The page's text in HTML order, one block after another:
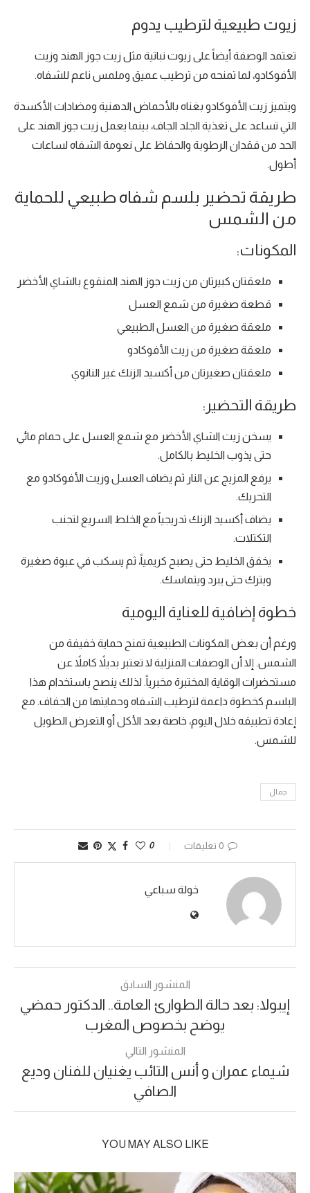
زيوت طبيعية لترطيب يدوم
تعتمد الوصفة أيضاً على زيوت نباتية مثل زيت جوز الهند وزيت
الأفوكادو، لما تمنحه من ترطيب عميق وملمس ناعم للشفاه.
ويتميز زيت الأفوكادو بغناه بالأحماض الدهنية ومضادات الأكسدة
التي تساعد على تغذية الجلد الجاف، بينما يعمل زيت جوز الهند على
الحد من فقدان الرطوبة والحفاظ على نعومة الشفاه لساعات
أطول.
طريقة تحضير بلسم شفاه طبيعي للحماية
من الشمس
المكونات:
ملعقتان كبيرتان من زيت جوز الهند المنقوع بالشاي الأخضر
قطعة صغيرة من شمع العسل
ملعقة صغيرة من العسل الطبيعي
ملعقة صغيرة من زيت الأفوكادو
ملعقتان صغيرتان من أكسيد الزنك غير النانوي
طريقة التحضير:
يسخن زيت الشاي الأخضر مع شمع العسل على حمام مائي
حتى يذوب الخليط بالكامل.
يرفع المزيج عن النار ثم يضاف العسل وزيت الأفوكادو مع
التحريك.
يضاف أكسيد الزنك تدريجياً مع الخلط السريع لتجنب
التكتلات.
يخفق الخليط حتى يصبح كريمياً، ثم يسكب في عبوة صغيرة
ويترك حتى يبرد ويتماسك.
خطوة إضافية للعناية اليومية
ورغم أن بعض المكونات الطبيعية تمنح حماية خفيفة من
الشمس. إلا أن الوصفات المنزلية لا تعتبر بديلاً كاملاً عن
مستحضرات الوقاية المختبرة مخبرياً. لذلك ينصح باستخدام هذا
البلسم كخطوة داعمة لترطيب الشفاه وحمايتها من الجفاف. مع
إعادة تطبيقه خلال اليوم، خاصة بعد الأكل أو التعرض الطويل
للشمس.
جمال
0 تعليقات 0
خولة سباعي
المنشور السابق
إيبولا: بعد حالة الطوارئ العامة.. الدكتور حمضي
يوضح بخصوص المغرب
المنشور التالي
شيماء عمران و أنس التائب يغنيان للفنان وديع
الصافي
YOU MAY ALSO LIKE